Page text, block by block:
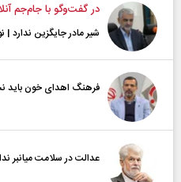
در گفت‌و‌گو با جام‌جم
شیر مادر جایگزین ندارد |
فرهنگ اهدای خون باید
عدالت در سلامت میانبر